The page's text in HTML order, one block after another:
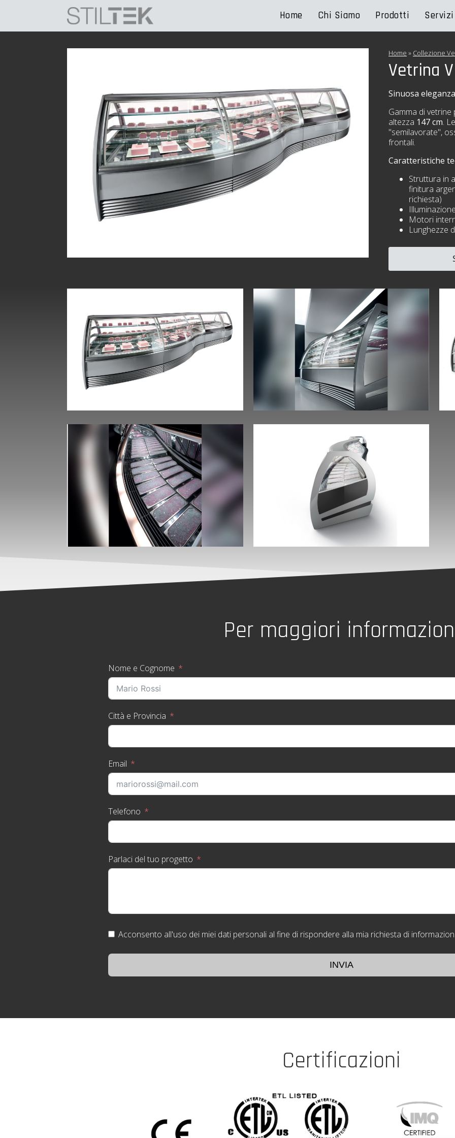
Home Chi Siamo Prodotti Servizi
Home » Collezione
Vetrina
Sinuosa eleganza
Gamma di
altezza 147cm.
"semilavorate",
frontali.
Caratteristiche
Struttura in
finitura
richiesta)
Motori
Lunghezze
Per maggiori
Nome e Cognome
Città e Provincia
Email
Telefono
Parlaci del tuo progetto
Acconsento all'uso dei miei dati personali al fine di rispondere alla mia richiesta di
INVIA
Certificazioni